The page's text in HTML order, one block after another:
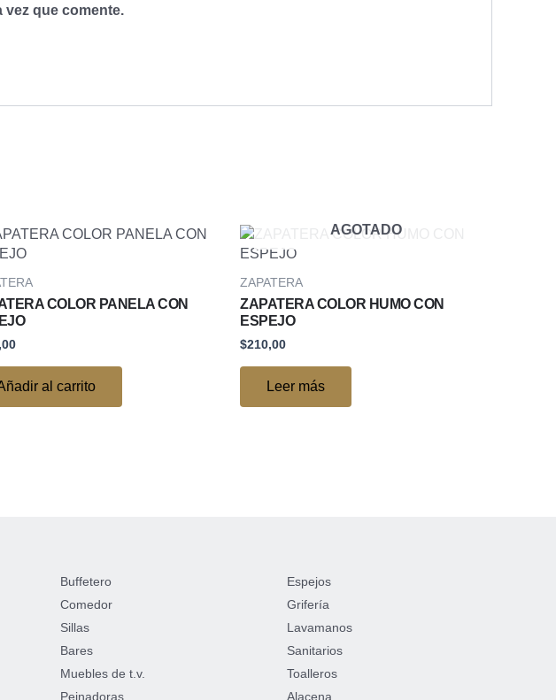
vez que comente.
COLOR PANELA CON
al carrito
AGOTADO
ZAPATERA
ZAPATERA COLOR HUMO CON
ESPEJO
$210,00
Leer más
Buffetero
Comedor
Sillas
Bares
Muebles de t.v.
Peinadoras
Espejos
Grifería
Lavamanos
Sanitarios
Toalleros
Alacena